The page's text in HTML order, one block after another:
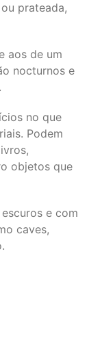
prateada,
aos de um
nocturnos e
no que
Podem
objetos que
e com
caves,